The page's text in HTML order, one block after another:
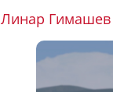
Линар Гимашев